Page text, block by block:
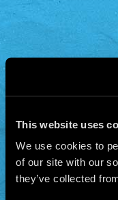
This website uses
We use cookies to
of our site with our
they’ve collected
individual
experiencia